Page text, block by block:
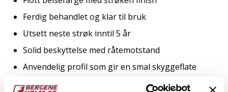
Ferdig behandlet og klar til bruk
Utsett neste strøk inntil 5 år
Solid beskyttelse med råtemotstand
Anvendelig profil som gir en smal skyggeflate